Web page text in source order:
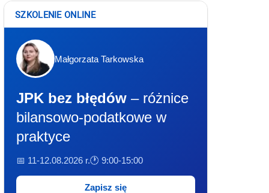
SZKOLENIE ONLINE
Małgorzata Tarkowska
JPK bez błędów – różnice
bilansowo-podatkowe w
praktyce
📅 11-12.08.2026 r.🕐 9:00-15:00
Zapisz się